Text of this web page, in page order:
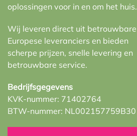
oplossingen voor in en om het huis.
Wij leveren direct uit betrouwbare
Europese leveranciers en bieden
scherpe prijzen, snelle levering en
betrouwbare service.
Bedrijfsgegevens
KVK-nummer: 71402764
BTW-nummer: NL002157759B30